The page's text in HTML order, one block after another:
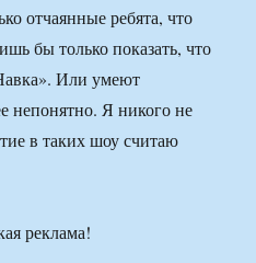
отчаянные ребята, что
бы только показать, что
Или умеют
непонятно. Я никого не
в таких шоу считаю
реклама!